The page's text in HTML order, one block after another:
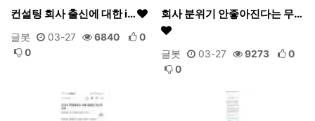
컨설팅 회사 출신에 대한 i…
글봇 03-27 6840
0
0
회사 분위기 안좋아진다는 무…
글봇 03-27 9273
0
0